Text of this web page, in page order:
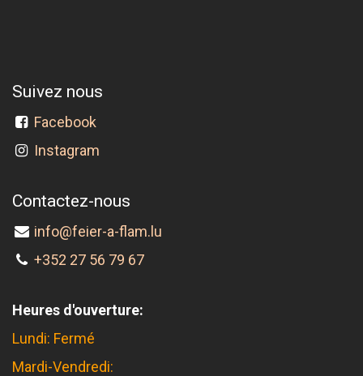
Suivez nous
Facebook
Instagram
Contactez-nous
info@feier-a-flam.lu
+352 27 56 79 67
Heures d'ouverture:
Lundi: Fermé
Mardi-Vendredi: